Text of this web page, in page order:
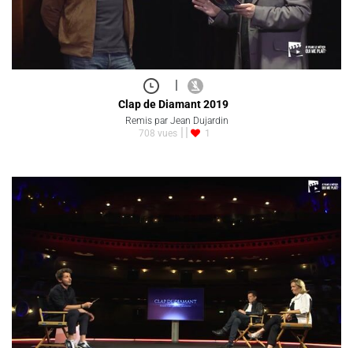
|
Clap de Diamant 2019
Remis par Jean Dujardin
708 vues
1